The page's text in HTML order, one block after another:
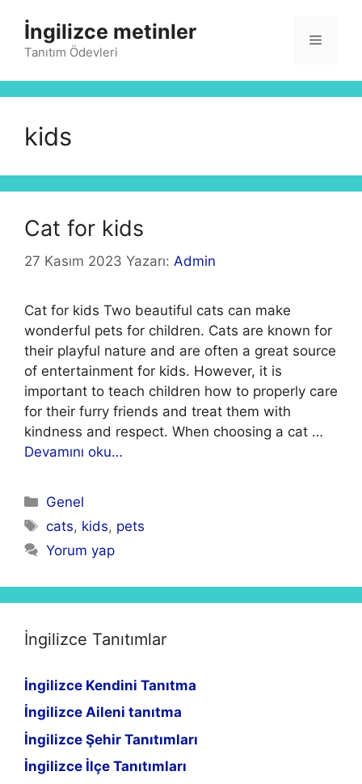
İngilizce metinler
Tanıtım Ödevleri
Menü
kids
Cat for kids
27 Kasım 2023 Yazarı: Admin
Cat for kids Two beautiful cats can make
wonderful pets for children. Cats are known for
their playful nature and are often a great source
of entertainment for kids. However, it is
important to teach children how to properly care
for their furry friends and treat them with
kindness and respect. When choosing a cat …
Devamını oku…
Kategoriler
Genel
Etiketler
cats, kids, pets
Yorum yap
İngilizce Tanıtımlar
İngilizce Kendini Tanıtma
İngilizce Aileni tanıtma
İngilizce Şehir Tanıtımları
İngilizce İlçe Tanıtımları